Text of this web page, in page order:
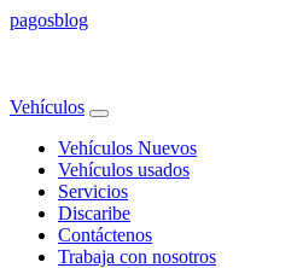
pagosblog
Vehículos
Vehículos Nuevos
Vehículos usados
Servicios
Discaribe
Contáctenos
Trabaja con nosotros